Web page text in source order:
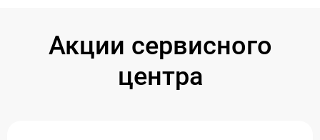
Акции сервисного
центра